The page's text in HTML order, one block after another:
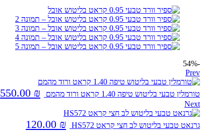
-54%
Prev
טורמלין טבעי בליטוש טיפה 1.40 קראט ורוד מהמם 550.00 ₪
Next
גרנאט טבעי בליטוש לב חצי קראט HS572 120.00 ₪